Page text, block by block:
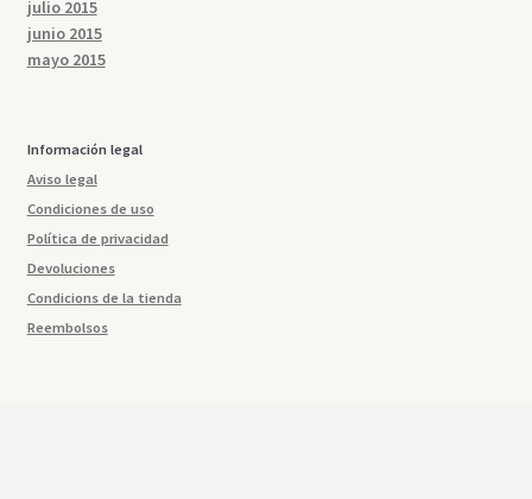
julio 2015
junio 2015
mayo 2015
Información legal
Aviso legal
Condiciones de uso
Política de privacidad
Devoluciones
Condicions de la tienda
Reembolsos